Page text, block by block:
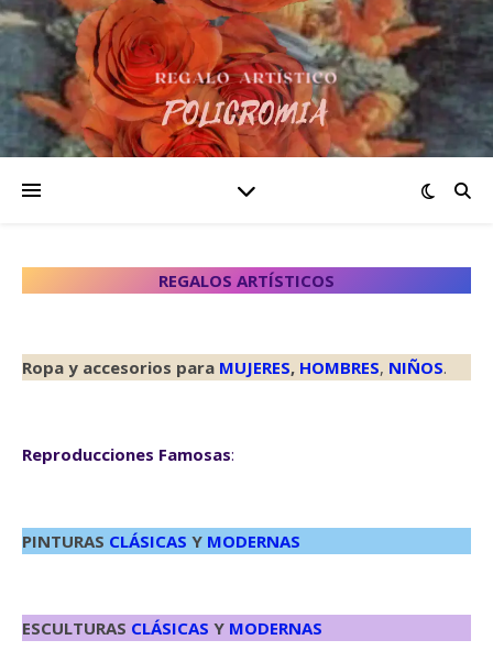
REGALOS ARTÍSTICOS
Ropa y accesorios para MUJERES, HOMBRES, NIÑOS.
Reproducciones Famosas:
PINTURAS CLÁSICAS Y MODERNAS
ESCULTURAS CLÁSICAS Y MODERNAS